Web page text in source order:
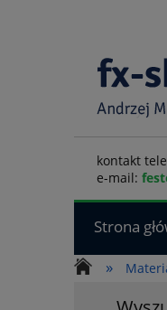
kontakt
e-mail:
Strona
»